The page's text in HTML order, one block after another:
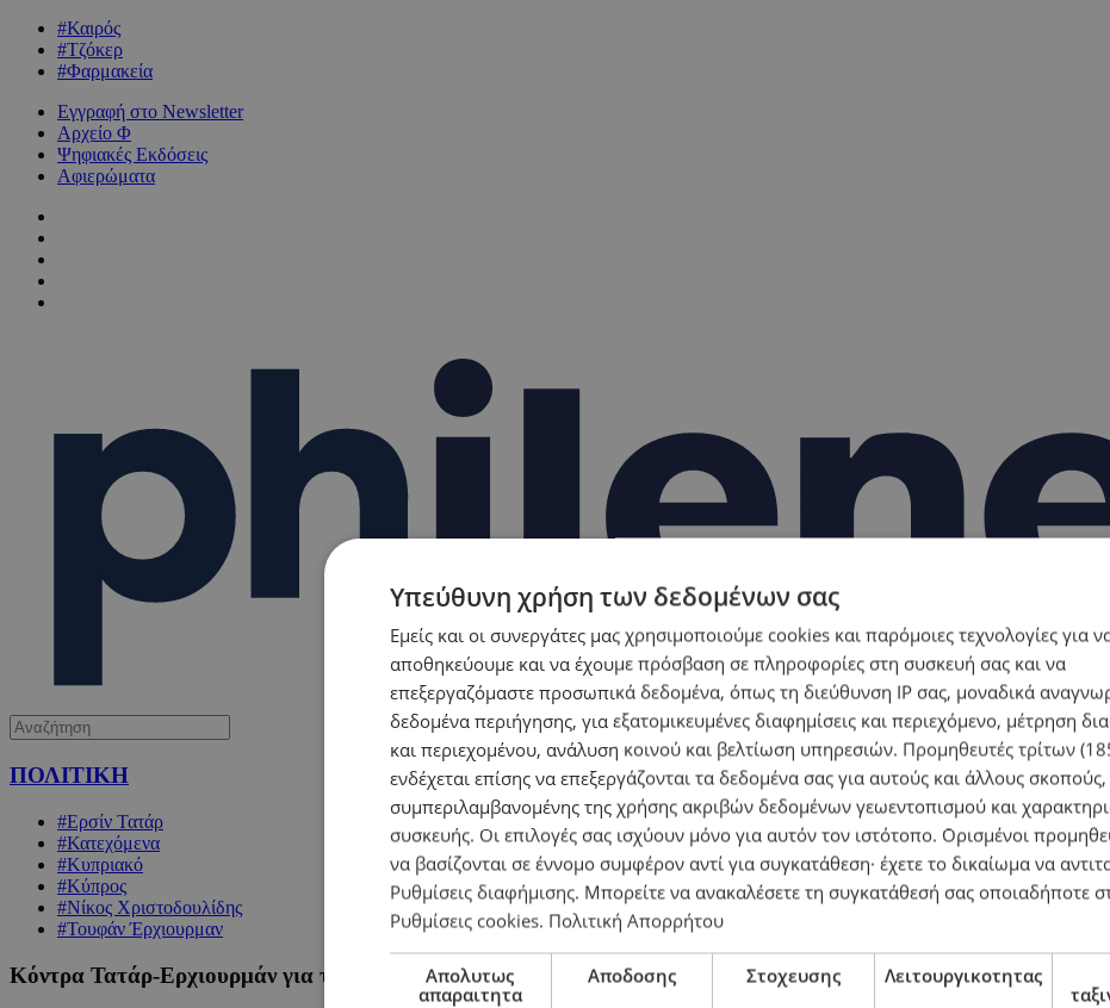
#Καιρός
#Τζόκερ
#Φαρμακεία
Εγγραφή στο Newsletter
Αρχείο Φ
Ψηφιακές Εκδόσεις
Αφιερώματα
ΠΟΛΙΤΙΚΗ
#Ερσίν Τατάρ
#Κατεχόμενα
#Κυπριακό
#Κύπρος
#Νίκος Χριστοδουλίδης
#Τουφάν Έρχιουρμαν
Κόντρα Τατάρ-Ερχιουρμάν για το ποιος θα κουνήσει περισσότερο το δάκτυλο στον Χριστοδουλίδη
Υπεύθυνη χρήση των δεδομένων σας
Εμείς και οι συνεργάτες μας χρησιμοποιούμε cookies και παρόμοιες τεχνολογίες για
αποθηκεύουμε και να έχουμε πρόσβαση σε πληροφορίες στη συσκευή σας και να
επεξεργαζόμαστε προσωπικά δεδομένα, όπως τη διεύθυνση IP σας, μοναδικά
δεδομένα περιήγησης, για εξατομικευμένες διαφημίσεις και περιεχόμενο, μέτρηση
και περιεχομένου, ανάλυση κοινού και βελτίωση υπηρεσιών. Προμηθευτές τρίτων
ενδέχεται επίσης να επεξεργάζονται τα δεδομένα σας για αυτούς και άλλους σκοπούς,
συμπεριλαμβανομένης της χρήσης ακριβών δεδομένων γεωεντοπισμού και
συσκευής. Οι επιλογές σας ισχύουν μόνο για αυτόν τον ιστότοπο. Ορισμένοι
να βασίζονται σε έννομο συμφέρον αντί για συγκατάθεση· έχετε το δικαίωμα να
Ρυθμίσεις διαφήμισης. Μπορείτε να ανακαλέσετε τη συγκατάθεσή σας οποιαδήποτε
Ρυθμίσεις cookies. Πολιτική Απορρήτου
Απολυτως
απαραιτητα
Αποδοσης Στοχευσης Λειτουργικοτητας